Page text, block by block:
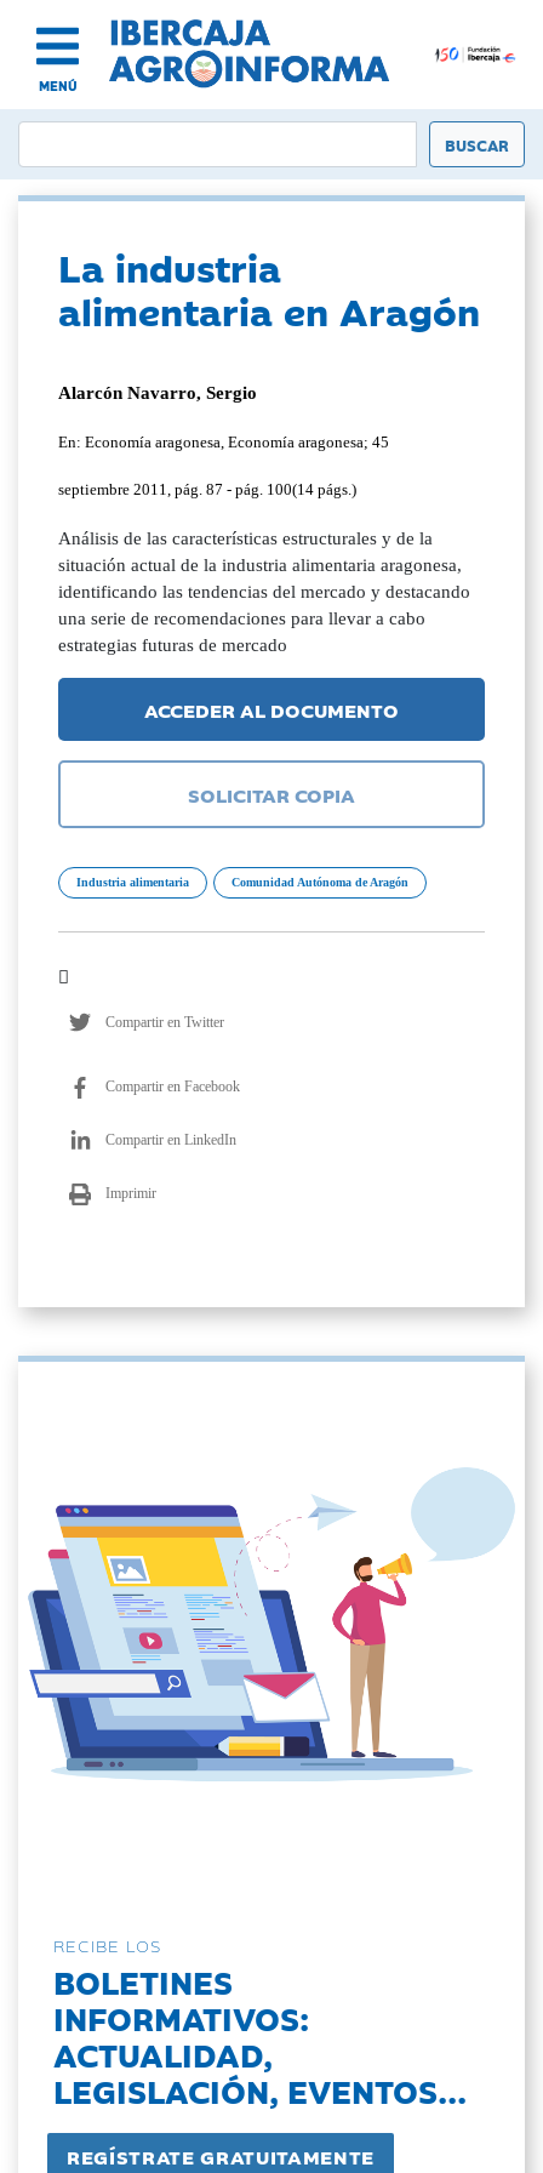
MENÚ
La industria
alimentaria en Aragón
Alarcón Navarro, Sergio
En: Economía aragonesa, Economía aragonesa; 45
septiembre 2011, pág. 87 - pág. 100(14 págs.)
Análisis de las características estructurales y de la
situación actual de la industria alimentaria aragonesa,
identificando las tendencias del mercado y destacando
una serie de recomendaciones para llevar a cabo
estrategias futuras de mercado
ACCEDER AL DOCUMENTO
SOLICITAR COPIA
Industria alimentaria Comunidad Autónoma de Aragón
Compartir en Twitter
Compartir en Facebook
Compartir en LinkedIn
Imprimir
RECIBE LOS
BOLETINES
INFORMATIVOS:
ACTUALIDAD,
LEGISLACIÓN, EVENTOS...